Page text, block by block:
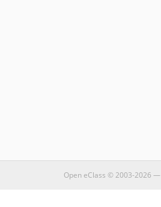
Open eClass © 2003-2026 —